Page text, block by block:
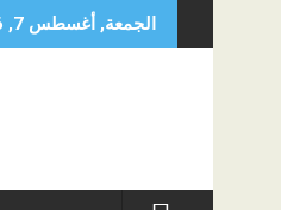
to
الجمعة, أغسطس 7, 2026